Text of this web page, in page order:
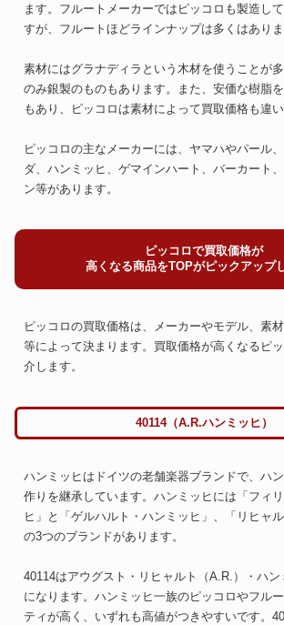
ます。フルートメーカーではピッコロも製造し
すが、フルートほどラインナップは多くはありま
素材にはグラナディラという木材を使うことが
のみ銀製のものもあります。また、安価な樹脂
もあり、ピッコロは素材によって買取価格も違い
ピッコロの主なメーカーには、ヤマハやパール
ダ、ハンミッヒ、ゲマインハート、バーカート
ン等があります。
ピッコロで買取価格が
高くなる商品をTOPがピックアップ
ピッコロの買取価格は、メーカーやモデル、素
等によって決まります。買取価格が高くなるピ
介します。
40114（A.R.ハンミッヒ）
ハンミッヒはドイツの老舗楽器ブランドで、ハ
作りを継承しています。ハンミッヒには「フィ
ヒ」と「ゲルハルト・ハンミッヒ」、「リヒャル
の3つのブランドがあります。
40114はアウグスト・リヒャルト（A.R.）・ハン
になります。ハンミッヒ一族のピッコロやフル
ティが高く、いずれも高値がつきやすいです。